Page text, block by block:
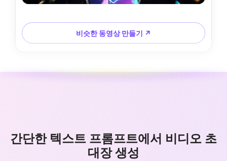
비슷한 동영상 만들기 ↗
간단한 텍스트 프롬프트에서 비디오 초
대장 생성